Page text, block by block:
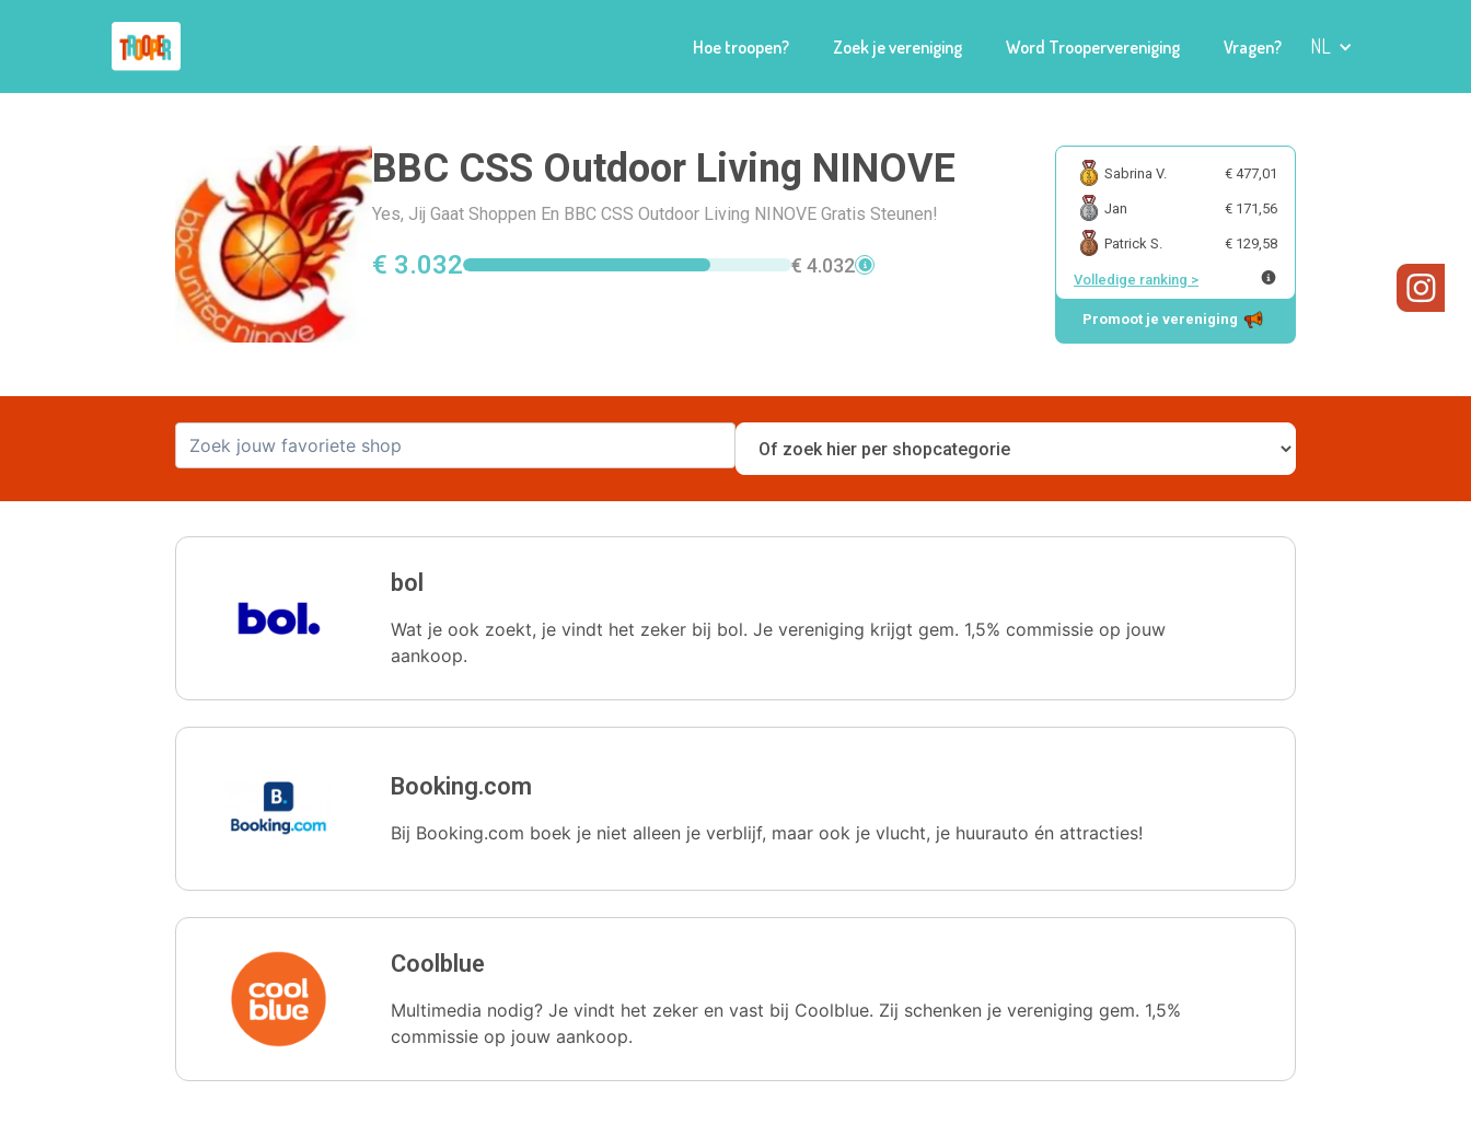
Hoe troopen? Zoek je vereniging Word Troopervereniging Vragen? NL
BBC CSS Outdoor Living NINOVE
Yes, Jij Gaat Shoppen En BBC CSS Outdoor Living NINOVE Gratis Steunen!
€ 3.032 € 4.032
Sabrina V. € 477,01
Jan € 171,56
Patrick S. € 129,58
Volledige ranking >
Promoot je vereniging
bol
Wat je ook zoekt, je vindt het zeker bij bol. Je vereniging krijgt gem. 1,5% commissie op jouw
aankoop.
Booking.com
Bij Booking.com boek je niet alleen je verblijf, maar ook je vlucht, je huurauto én attracties!
Coolblue
Multimedia nodig? Je vindt het zeker en vast bij Coolblue. Zij schenken je vereniging gem. 1,5%
commissie op jouw aankoop.